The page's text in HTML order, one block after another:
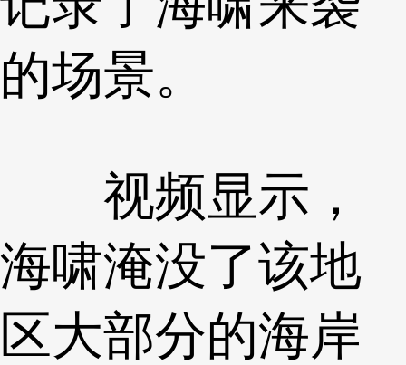
的场景。
视频显示，
海啸淹没了该地
区大部分的海岸